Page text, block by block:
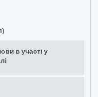
в участі у